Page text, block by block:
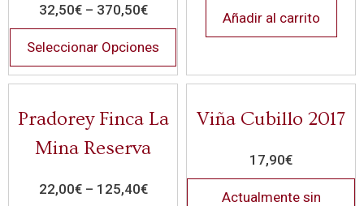
32,50€– 370,50€
Seleccionar Opciones
Añadir al carrito
Pradorey Finca La
Mina Reserva
22,00€– 125,40€
Viña Cubillo 2017
17,90€
Actualmente sin